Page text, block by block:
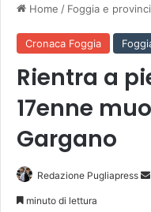
Home / Foggia e
Cronaca Foggia
Rientra a
17enne
Gargano
Redazione Pugliapress
minuto di lettura